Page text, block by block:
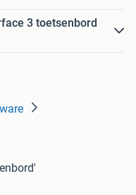
3 toetsenbord